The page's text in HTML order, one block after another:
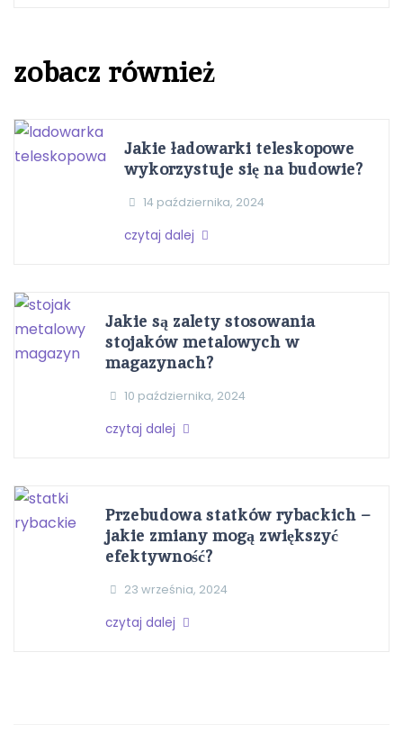
zobacz również
Jakie ładowarki teleskopowe
wykorzystuje się na budowie?
14 października, 2024
czytaj dalej
Jakie są zalety stosowania
stojaków metalowych w
magazynach?
10 października, 2024
czytaj dalej
Przebudowa statków rybackich –
jakie zmiany mogą zwiększyć
efektywność?
23 września, 2024
czytaj dalej